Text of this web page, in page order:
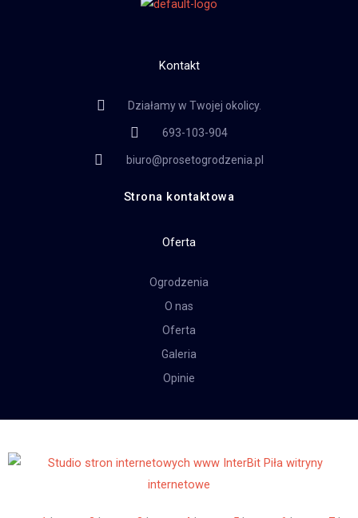
Kontakt
Działamy w Twojej okolicy.
693-103-904
biuro@prosetogrodzenia.pl
Strona kontaktowa
Oferta
Ogrodzenia
O nas
Oferta
Galeria
Opinie